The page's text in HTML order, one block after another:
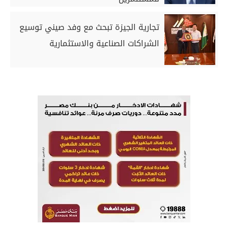
تجارية الجيزة تبحث مع وفد صيني توسيع
الشراكات الصناعية والاستثمارية